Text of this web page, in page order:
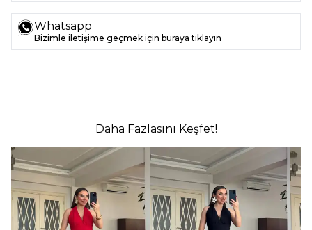
Whatsapp
Bizimle iletişime geçmek için buraya tıklayın
Daha Fazlasını Keşfet!